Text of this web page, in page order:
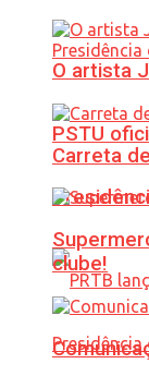
PSTU
O artista
Carreta
clube!